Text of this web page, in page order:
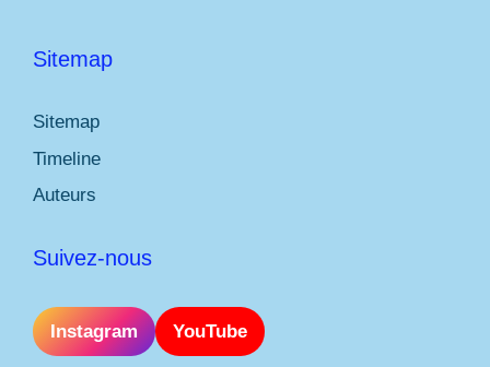
Sitemap
Sitemap
Timeline
Auteurs
Suivez-nous
Instagram YouTube